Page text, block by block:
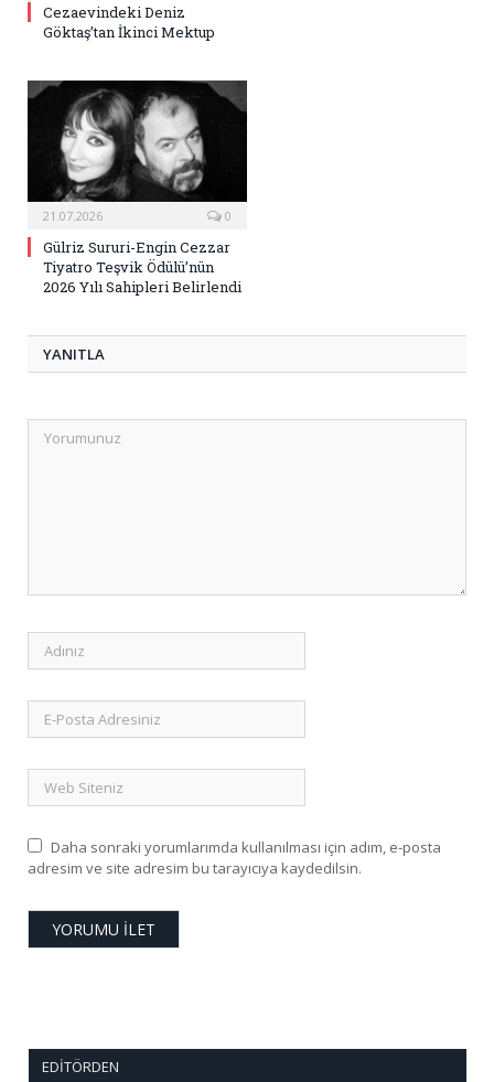
Cezaevindeki Deniz
Göktaş’tan İkinci Mektup
21.07.2026 0
Gülriz Sururi-Engin Cezzar
Tiyatro Teşvik Ödülü’nün
2026 Yılı Sahipleri Belirlendi
YANITLA
Daha sonraki yorumlarımda kullanılması için adım, e-posta
adresim ve site adresim bu tarayıcıya kaydedilsin.
EDITÖRDEN